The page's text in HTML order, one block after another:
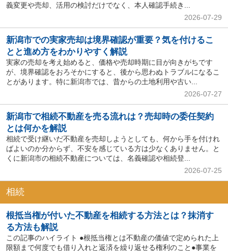
義変更や売却、活用の検討だけでなく、本人確認手続き...
2026-07-29
新潟市での実家売却は境界確認が重要？気を付けるこ
とと進め方をわかりやすく解説
実家の売却を考え始めると、価格や売却時期に目が向きがちです
が、境界確認をおろそかにすると、後から思わぬトラブルになるこ
とがあります。特に新潟市では、昔からの土地利用や古い...
2026-07-27
新潟市で相続不動産を売る流れは？売却時の委任契約
とは何かを解説
相続で受け継いだ不動産を売却しようとしても、何から手を付けれ
ばよいのか分からず、不安を感じている方は少なくありません。と
くに新潟市の相続不動産については、名義確認や相続登...
2026-07-25
相続
根抵当権が付いた不動産を相続する方法とは？抹消す
る方法も解説
この記事のハイライト ●根抵当権とは不動産の価値で定められた上
限額まで何度でも借り入れと返済を繰り返せる権利のこと●事業を